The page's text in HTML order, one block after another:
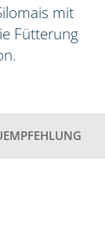
mit
Fütterung